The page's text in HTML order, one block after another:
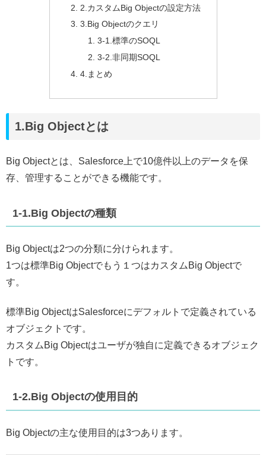
2.カスタムBig Objectの設定方法
3.Big Objectのクエリ
3-1.標準のSOQL
3-2.非同期SOQL
4.まとめ
1.Big Objectとは
Big Objectとは、Salesforce上で10億件以上のデータを保
存、管理することができる機能です。
1-1.Big Objectの種類
Big Objectは2つの分類に分けられます。
1つは標準Big Objectでもう１つはカスタムBig Objectで
す。
標準Big ObjectはSalesforceにデフォルトで定義されている
オブジェクトです。
カスタムBig Objectはユーザが独自に定義できるオブジェク
トです。
1-2.Big Objectの使用目的
Big Objectの主な使用目的は3つあります。